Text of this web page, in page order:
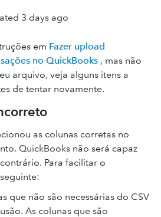
3 days ago
em Fazer upload
no QuickBooks , mas não
arquivo, veja alguns itens a
de tentar novamente.
as colunas corretas no
QuickBooks não será capaz
Para facilitar o
que não são necessárias do CSV
As colunas que são